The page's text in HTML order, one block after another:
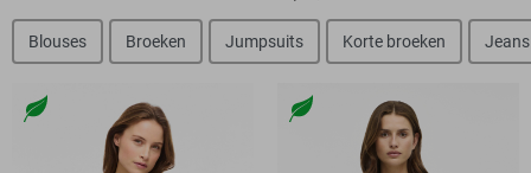
Blouses Broeken Jumpsuits Korte broeken Jeans